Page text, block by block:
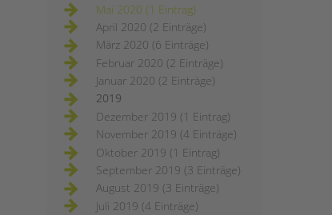
Mai 2020 (1 Eintrag)
April 2020 (2 Einträge)
März 2020 (6 Einträge)
Februar 2020 (2 Einträge)
Januar 2020 (2 Einträge)
2019
Dezember 2019 (1 Eintrag)
November 2019 (4 Einträge)
Oktober 2019 (1 Eintrag)
September 2019 (3 Einträge)
August 2019 (3 Einträge)
Juli 2019 (4 Einträge)